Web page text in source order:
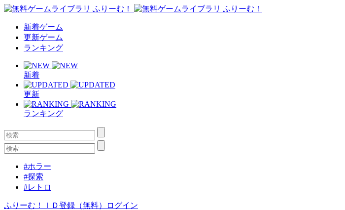
新着ゲーム
更新ゲーム
ランキング
新着
更新
ランキング
#ホラー
#探索
#レトロ
ふりーむ！ＩＤ登録（無料） ログイン